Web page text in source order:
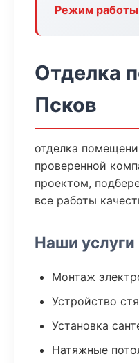
Режим
Отделка
Псков
отделка
проверенной
проектом,
все работы
Наши услуги
Монтаж
Устройство
Установка
Натяжные